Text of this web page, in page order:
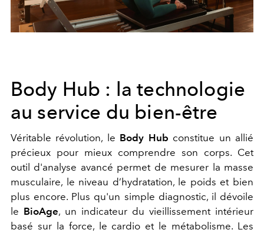
Body Hub : la technologie
au service du bien-être
Véritable révolution, le Body Hub constitue un allié
précieux pour mieux comprendre son corps. Cet
outil d'analyse avancé permet de mesurer la masse
musculaire, le niveau d’hydratation, le poids et bien
plus encore. Plus qu'un simple diagnostic, il dévoile
le BioAge, un indicateur du vieillissement intérieur
basé sur la force, le cardio et le métabolisme. Les